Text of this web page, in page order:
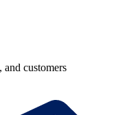
and customers